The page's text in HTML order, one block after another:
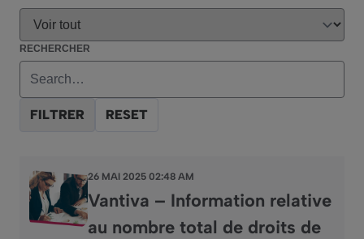
RECHERCHER
FILTRER RESET
26 MAI 2025 02:48 AM
Vantiva – Information relative
au nombre total de droits de